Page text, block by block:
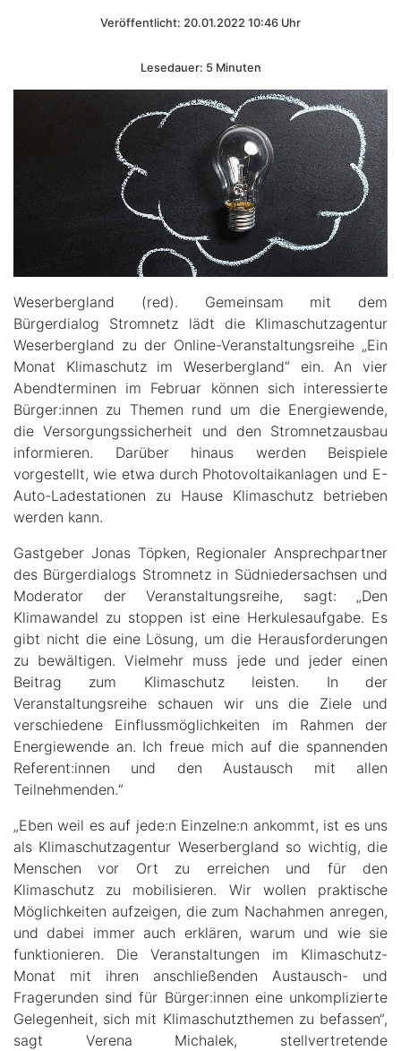
Veröffentlicht: 20.01.2022 10:46 Uhr
Lesedauer: 5 Minuten
Weserbergland (red). Gemeinsam mit dem
Bürgerdialog Stromnetz lädt die Klimaschutzagentur
Weserbergland zu der Online-Veranstaltungsreihe „Ein
Monat Klimaschutz im Weserbergland“ ein. An vier
Abendterminen im Februar können sich interessierte
Bürger:innen zu Themen rund um die Energiewende,
die Versorgungssicherheit und den Stromnetzausbau
informieren. Darüber hinaus werden Beispiele
vorgestellt, wie etwa durch Photovoltaikanlagen und E-
Auto-Ladestationen zu Hause Klimaschutz betrieben
werden kann.
Gastgeber Jonas Töpken, Regionaler Ansprechpartner
des Bürgerdialogs Stromnetz in Südniedersachsen und
Moderator der Veranstaltungsreihe, sagt: „Den
Klimawandel zu stoppen ist eine Herkulesaufgabe. Es
gibt nicht die eine Lösung, um die Herausforderungen
zu bewältigen. Vielmehr muss jede und jeder einen
Beitrag zum Klimaschutz leisten. In der
Veranstaltungsreihe schauen wir uns die Ziele und
verschiedene Einflussmöglichkeiten im Rahmen der
Energiewende an. Ich freue mich auf die spannenden
Referent:innen und den Austausch mit allen
Teilnehmenden.“
„Eben weil es auf jede:n Einzelne:n ankommt, ist es uns
als Klimaschutzagentur Weserbergland so wichtig, die
Menschen vor Ort zu erreichen und für den
Klimaschutz zu mobilisieren. Wir wollen praktische
Möglichkeiten aufzeigen, die zum Nachahmen anregen,
und dabei immer auch erklären, warum und wie sie
funktionieren. Die Veranstaltungen im Klimaschutz-
Monat mit ihren anschließenden Austausch- und
Fragerunden sind für Bürger:innen eine unkomplizierte
Gelegenheit, sich mit Klimaschutzthemen zu befassen“,
sagt Verena Michalek, stellvertretende